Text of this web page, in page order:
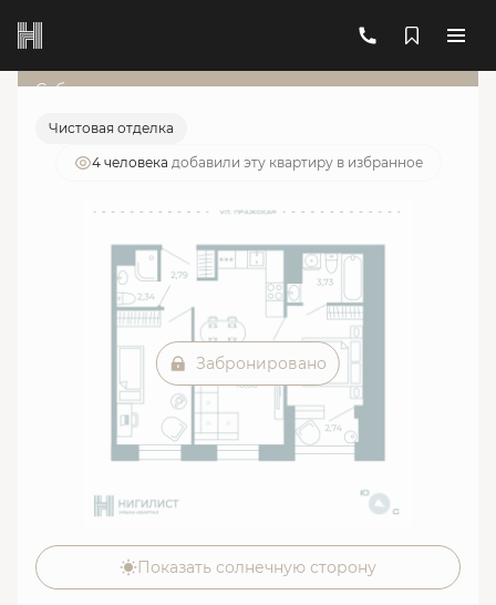
2-комнатная 20 300 634 руб.
Ипотека
Субсидированная ставка
Чистовая отделка
4 человекa добавили эту квартиру в избранное
Забронировано
Показать солнечную сторону